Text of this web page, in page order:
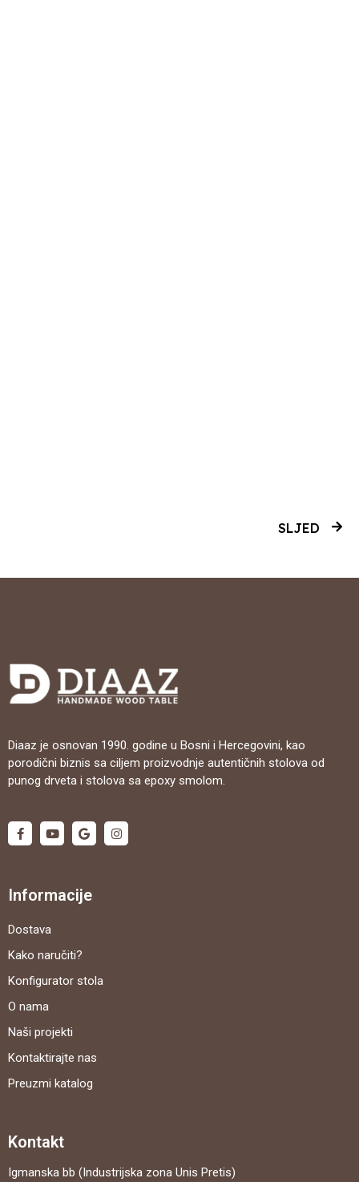
SLJED
Diaaz je osnovan 1990. godine u Bosni i Hercegovini, kao
porodični biznis sa ciljem proizvodnje autentičnih stolova od
punog drveta i stolova sa epoxy smolom.
Informacije
Dostava
Kako naručiti?
Konfigurator stola
O nama
Naši projekti
Kontaktirajte nas
Preuzmi katalog
Kontakt
Igmanska bb (Industrijska zona Unis Pretis)